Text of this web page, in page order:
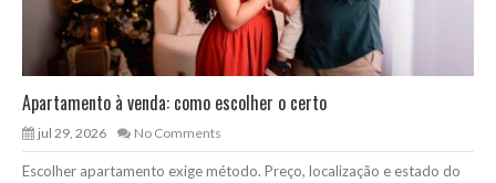
Apartamento à venda: como escolher o certo
jul 29, 2026 No Comments
Escolher apartamento exige método. Preço, localização e estado do